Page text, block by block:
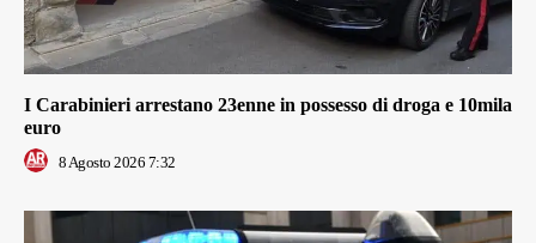
I Carabinieri arrestano 23enne in possesso di droga e 10mila
euro
8 Agosto 2026 7:32